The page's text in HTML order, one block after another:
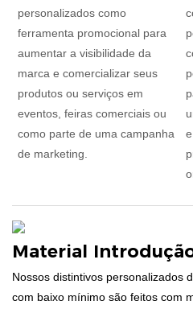
personalizados como
ferramenta promocional para
aumentar a visibilidade da
marca e comercializar seus
produtos ou serviços em
eventos, feiras comerciais ou
como parte de uma campanha
de marketing.
Material
Nossos distintivos personalizados
com baixo mínimo são feitos com